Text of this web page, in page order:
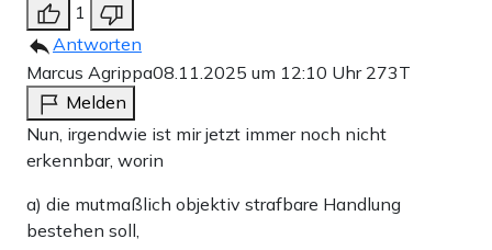
1
Antworten
Marcus Agrippa08.11.2025 um 12:10 Uhr 273T
Melden
Nun, irgendwie ist mir jetzt immer noch nicht
erkennbar, worin
a) die mutmaßlich objektiv strafbare Handlung
bestehen soll,